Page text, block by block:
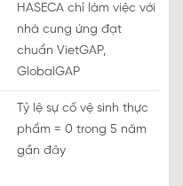
HASECA chỉ làm việc với
nhà cung ứng đạt
chuẩn VietGAP,
GlobalGAP
Tỷ lệ sự cố vệ sinh thực
phẩm = 0 trong 5 năm
gần đây